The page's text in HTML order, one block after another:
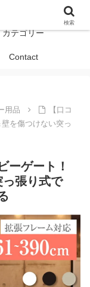
ュー
カテゴリー
Contact
用品
【口コ
を傷つけない突っ
ーゲート！
張り式で
検索